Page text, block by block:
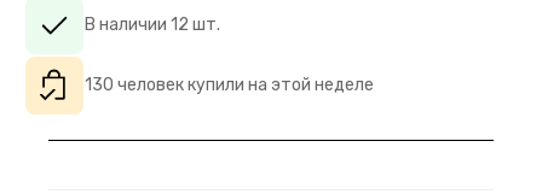
В наличии 12 шт.
130 человек купили на этой неделе